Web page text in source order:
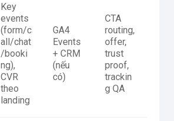
Key
events
(form/c
all/chat
/booki
ng),
CVR
theo
landing
GA4
Events
+ CRM
(nếu
có)
CTA
routing,
offer,
trust
proof,
trackin
g QA